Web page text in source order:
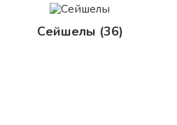
Сейшелы (36)